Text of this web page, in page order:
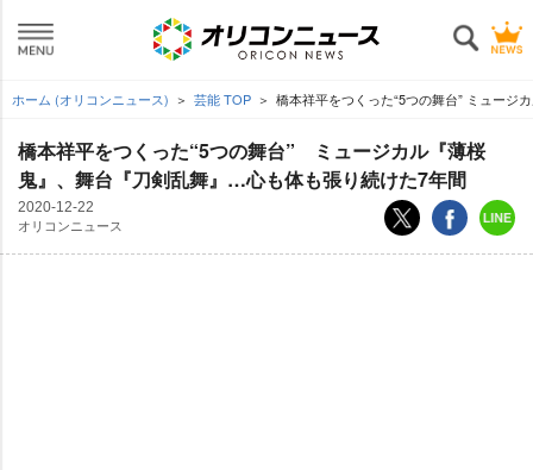
ホーム (オリコンニュース) 芸能 TOP 橋本祥平をつくった“5つの舞台” ミュージ
橋本祥平をつくった“5つの舞台” ミュージカル『薄桜
鬼』、舞台『刀剣乱舞』…心も体も張り続けた7年間
2020-12-22
オリコンニュース